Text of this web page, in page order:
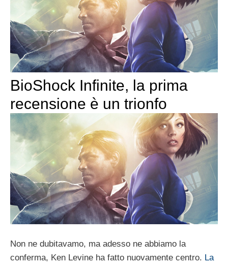
BioShock Infinite, la prima
recensione è un trionfo
Non ne dubitavamo, ma adesso ne abbiamo la
conferma, Ken Levine ha fatto nuovamente centro. La